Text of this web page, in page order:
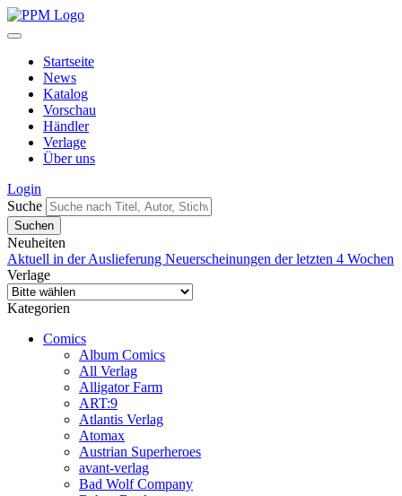
Startseite
News
Katalog
Vorschau
Händler
Verlage
Über uns
Login
Suche
Neuheiten
Aktuell in der Auslieferung Neuerscheinungen der letzten 4 Wochen
Verlage
Kategorien
Comics
Album Comics
All Verlag
Alligator Farm
ART:9
Atlantis Verlag
Atomax
Austrian Superheroes
avant-verlag
Bad Wolf Company